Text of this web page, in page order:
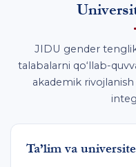
JIDU gender
talabalarni qo‘llab-
akademik
Ta’lim va